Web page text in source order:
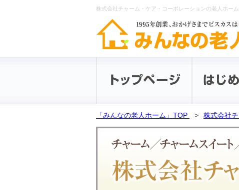
株式会社チャーム・ケア・コーポレーションの老人ホー
「みんなの老人ホーム」TOP 株式会社